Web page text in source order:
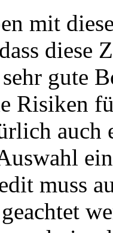
mit
diese
gute
Risiken
auch
muss